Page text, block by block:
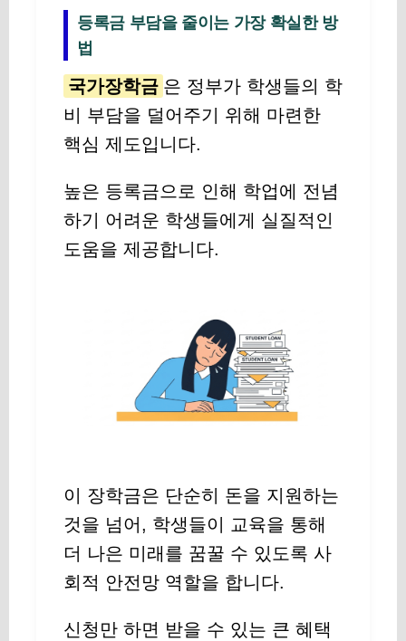
등록금 부담을 줄이는 가장 확실한 방
법
국가장학금 은 정부가 학생들의 학
비 부담을 덜어주기 위해 마련한
핵심 제도입니다.
높은 등록금으로 인해 학업에 전념
하기 어려운 학생들에게 실질적인
도움을 제공합니다.
이 장학금은 단순히 돈을 지원하는
것을 넘어, 학생들이 교육을 통해
더 나은 미래를 꿈꿀 수 있도록 사
회적 안전망 역할을 합니다.
신청만 하면 받을 수 있는 큰 혜택